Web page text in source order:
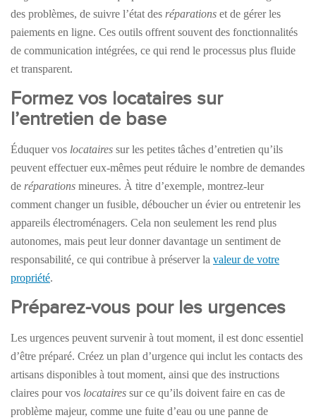
des problèmes, de suivre l’état des réparations et de gérer les
paiements en ligne. Ces outils offrent souvent des fonctionnalités
de communication intégrées, ce qui rend le processus plus fluide
et transparent.
Formez vos locataires sur
l’entretien de base
Éduquer vos locataires sur les petites tâches d’entretien qu’ils
peuvent effectuer eux-mêmes peut réduire le nombre de demandes
de réparations mineures. À titre d’exemple, montrez-leur
comment changer un fusible, déboucher un évier ou entretenir les
appareils électroménagers. Cela non seulement les rend plus
autonomes, mais peut leur donner davantage un sentiment de
responsabilité ce qui contribue à préserver la valeur de votre
propriété.
Préparez-vous pour les urgences
Les urgences peuvent survenir à tout moment, il est donc essentiel
d’être préparé. Créez un plan d’urgence qui inclut les contacts des
artisans disponibles à tout moment, ainsi que des instructions
claires pour vos locataires sur ce qu’ils doivent faire en cas de
problème majeur, comme une fuite d’eau ou une panne de